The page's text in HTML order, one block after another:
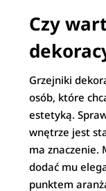
Czy
Grzejniki
osób, które
estetyką.
wnętrze jest
ma znaczenie.
dodać mu
punktem